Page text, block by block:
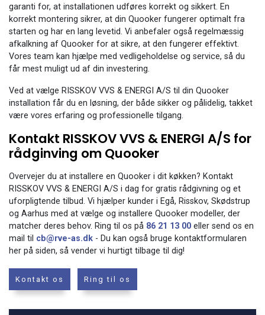
garanti for, at installationen udføres korrekt og sikkert. En
korrekt montering sikrer, at din Quooker fungerer optimalt fra
starten og har en lang levetid. Vi anbefaler også regelmæssig
afkalkning af Quooker for at sikre, at den fungerer effektivt.
Vores team kan hjælpe med vedligeholdelse og service, så du
får mest muligt ud af din investering.
Ved at vælge RISSKOV VVS & ENERGI A/S til din Quooker
installation får du en løsning, der både sikker og pålidelig, takket
være vores erfaring og professionelle tilgang.
Kontakt RISSKOV VVS & ENERGI A/S for
rådginving om Quooker
Overvejer du at installere en Quooker i dit køkken? Kontakt
RISSKOV VVS & ENERGI A/S i dag for gratis rådgivning og et
uforpligtende tilbud. Vi hjælper kunder i Egå, Risskov, Skødstrup
og Aarhus med at vælge og installere Quooker modeller, der
matcher deres behov. Ring til os på 86 21 13 00 eller send os en
mail til cb@rve-as.dk - Du kan også bruge kontaktformularen
her på siden, så vender vi hurtigt tilbage til dig!
Kontakt os Ring til os